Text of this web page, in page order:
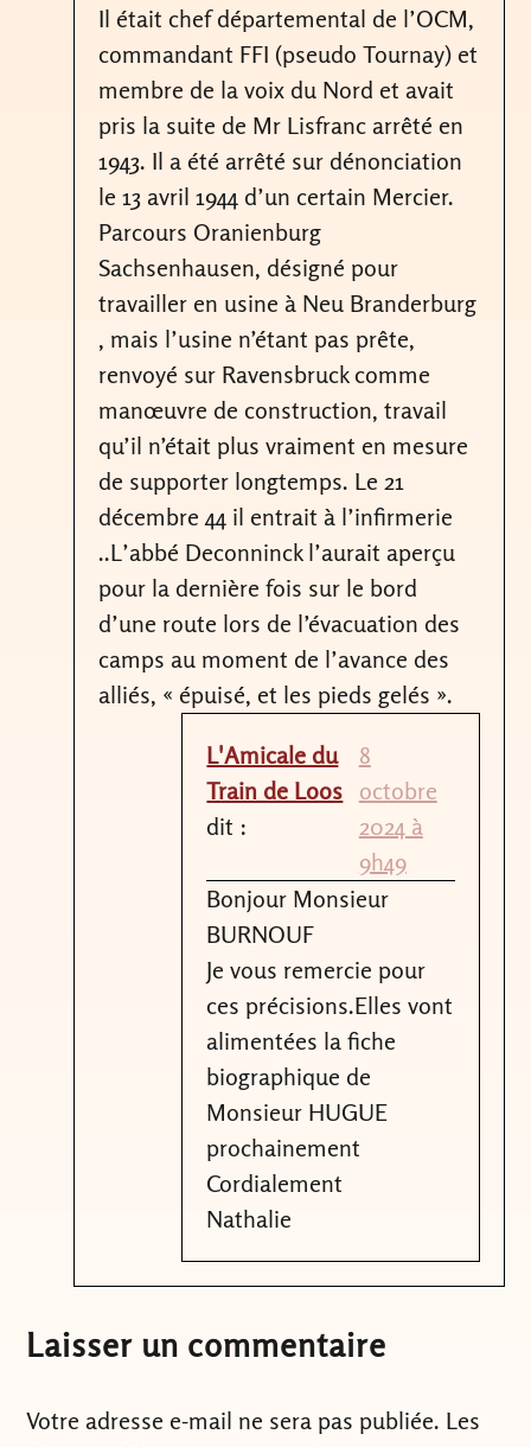
Il était chef départemental de l’OCM,
commandant FFI (pseudo Tournay) et
membre de la voix du Nord et avait
pris la suite de Mr Lisfranc arrêté en
1943. Il a été arrêté sur dénonciation
le 13 avril 1944 d’un certain Mercier.
Parcours Oranienburg
Sachsenhausen, désigné pour
travailler en usine à Neu Branderburg
, mais l’usine n’étant pas prête,
renvoyé sur Ravensbruck comme
manœuvre de construction, travail
qu’il n’était plus vraiment en mesure
de supporter longtemps. Le 21
décembre 44 il entrait à l’infirmerie
..L’abbé Deconninck l’aurait aperçu
pour la dernière fois sur le bord
d’une route lors de l’évacuation des
camps au moment de l’avance des
alliés, « épuisé, et les pieds gelés ».
L'Amicale du
Train de Loos
dit :
8
octobre
2024 à
9h49
Bonjour Monsieur
BURNOUF
Je vous remercie pour
ces précisions.Elles vont
alimentées la fiche
biographique de
Monsieur HUGUE
prochainement
Cordialement
Nathalie
Laisser un commentaire
Votre adresse e-mail ne sera pas publiée. Les